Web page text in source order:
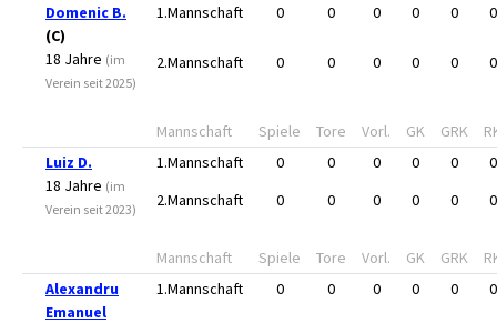
Domenic B.
(C)
18 Jahre (im
Verein seit 2025)
1.Mannschaft 0 0 0 0 0 0
2.Mannschaft 0 0 0 0 0 0
Mannschaft Spiele Tore Vorl. GK GRK
Luiz D.
18 Jahre (im
Verein seit 2023)
1.Mannschaft 0 0 0 0 0
0
2.Mannschaft
0 0 0 0 0 0
Mannschaft Spiele Tore Vorl. GK GRK
Alexandru
Emanuel
1.Mannschaft 0 0 0 0 0 0